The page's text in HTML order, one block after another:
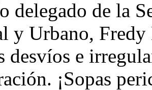
delegado de la
y Urbano,
desvíos e
¡Sopas